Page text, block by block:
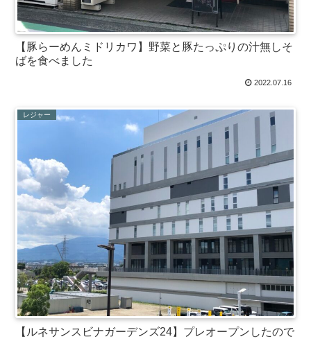
【豚らーめんミドリカワ】野菜と豚たっぷりの汁無しそ
ばを食べました
2022.07.16
レジャー
【ルネサンスビナガーデンズ24】プレオープンしたので